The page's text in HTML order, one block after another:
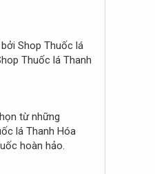
Shop Thuốc lá
Thuốc lá Thanh
từ những
lá Thanh Hóa
hoàn hảo.